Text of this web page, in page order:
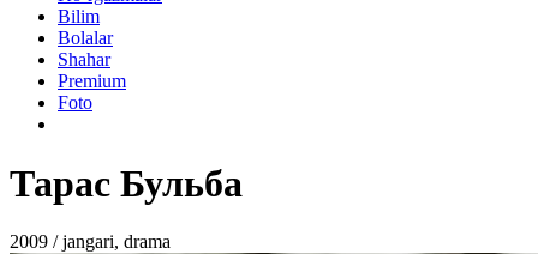
Bilim
Bolalar
Shahar
Premium
Foto
Тарас Бульба
2009 / jangari, drama